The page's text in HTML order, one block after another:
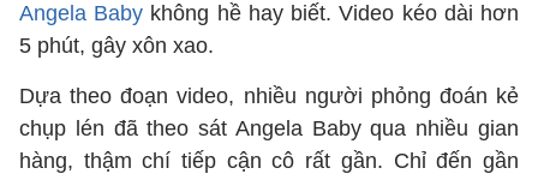
Angela Baby không hề hay biết. Video kéo dài hơn
5 phút, gây xôn xao.
Dựa theo đoạn video, nhiều người phỏng đoán kẻ
chụp lén đã theo sát Angela Baby qua nhiều gian
hàng, thậm chí tiếp cận cô rất gần. Chỉ đến gần